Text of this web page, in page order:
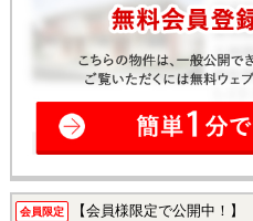
会員限定 【会員様限定で公開中！】